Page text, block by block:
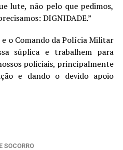
lute, não pelo que pedimos,
DIGNIDADE.”
e o Comando da Polícia Militar
súplica e trabalhem para
policiais, principalmente
e dando o devido apoio
SOCORRO